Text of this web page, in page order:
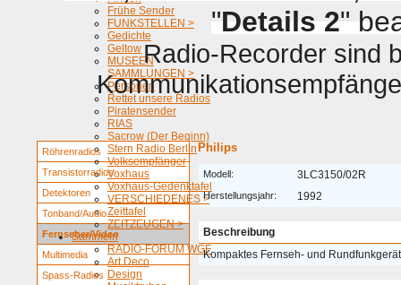
Frühe Sender
FUNKSTELLEN >
Gedichte
Geltow
MUSEEN
SAMMLUNGEN >
Personen
Rettet unsere Radios
Piratensender
RIAS
Sacrow (Der Beginn)
Stern Radio Berlin
Volksempfänger
Voxhaus
Voxhaus-Gedenktafel
VERSCHIEDENES >
Zeittafel
ZEITZEUGEN >
Sammeln
RADIO-FORUM WGF
Art Deco
Design
"Details 2"
Radio-Recorder sind
Röhrenradios
Transistorradios
Detektoren
Tonband/Audio
Fernseher/Video
Multimedia
Spass-Radios
Philips
Modell: 3LC3150/02R
Herstellungsjahr: 1992
Beschreibung
Kompaktes Fernseh- und Rundfunkgerät